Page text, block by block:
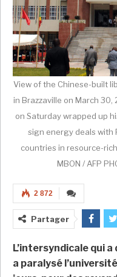
View of the Chinese-built
in Brazzaville on March 30,
on Saturday wrapped up
sign energy deals with
countries in resource-
MBON / AFP
2 872
Partager
L’intersyndicale qui
a paralysé